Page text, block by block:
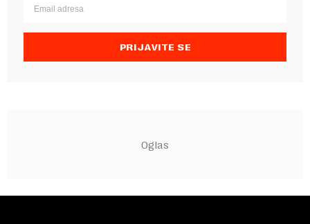
PRIJAVITE SE